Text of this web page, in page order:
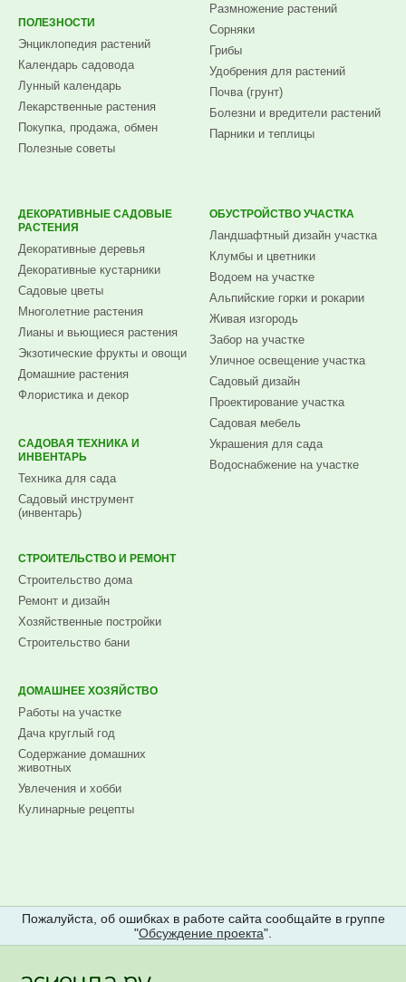
ПОЛЕЗНОСТИ
Энциклопедия растений
Календарь садовода
Лунный календарь
Лекарственные растения
Покупка, продажа, обмен
Полезные советы
Размножение растений
Сорняки
Грибы
Удобрения для растений
Почва (грунт)
Болезни и вредители растений
Парники и теплицы
ДЕКОРАТИВНЫЕ САДОВЫЕ
РАСТЕНИЯ
Декоративные деревья
Декоративные кустарники
Садовые цветы
Многолетние растения
Лианы и вьющиеся растения
Экзотические фрукты и овощи
Домашние растения
Флористика и декор
САДОВАЯ ТЕХНИКА И
ИНВЕНТАРЬ
Техника для сада
Садовый инструмент
(инвентарь)
ОБУСТРОЙСТВО УЧАСТКА
Ландшафтный дизайн участка
Клумбы и цветники
Водоем на участке
Альпийские горки и рокарии
Живая изгородь
Забор на участке
Уличное освещение участка
Садовый дизайн
Проектирование участка
Садовая мебель
Украшения для сада
Водоснабжение на участке
СТРОИТЕЛЬСТВО И РЕМОНТ
Строительство дома
Ремонт и дизайн
Хозяйственные постройки
Строительство бани
ДОМАШНЕЕ ХОЗЯЙСТВО
Работы на участке
Дача круглый год
Содержание домашних
животных
Увлечения и хобби
Кулинарные рецепты
Пожалуйста, об ошибках в работе сайта сообщайте в группе
"Обсуждение проекта".